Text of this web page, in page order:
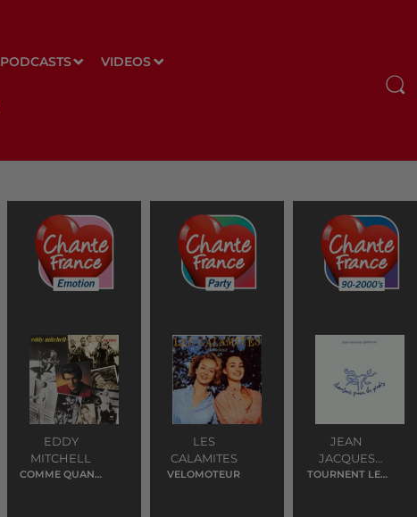
PODCASTS VIDEOS
EDDY
MITCHELL
COMME QUAND
LES
CALAMITES
VELOMOTEUR
JEAN
JACQUES
GOLDMAN
TOURNENT LES